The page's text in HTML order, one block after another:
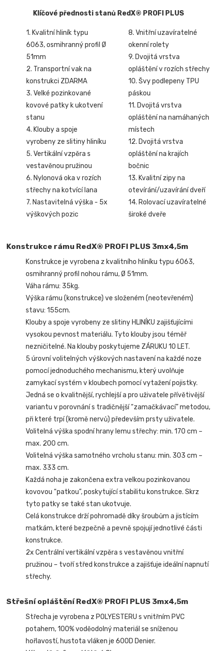
Klíčové přednosti stanů RedX® PROFI PLUS
1. Kvalitní hliník typu
6063, osmihranný profil Ø
51mm
2. Transportní vak na
konstrukci ZDARMA
3. Velké pozinkované
kovové patky k ukotvení
stanu
4. Klouby a spoje
vyrobeny ze slitiny hliníku
5. Vertikální vzpěra s
vestavěnou pružinou
6. Nylonová oka v rozích
střechy na kotvící lana
7. Nastavitelná výška - 5x
výškových pozic
8. Vnitřní uzavíratelné
okenní rolety
9. Dvojitá vrstva
opláštění v rozích střechy
10. Švy podlepeny TPU
páskou
11. Dvojitá vrstva
opláštění na namáhaných
místech
12. Dvojitá vrstva
opláštění na krajích
bočnic
13. Kvalitní zipy na
otevírání/uzavírání dveří
14. Rolovací uzavíratelné
široké dveře
Konstrukce rámu RedX® PROFI PLUS 3mx4,5m
Konstrukce je vyrobena z kvalitního hliníku typu 6063,
osmihranný profil nohou rámu, Ø 51mm.
Váha rámu: 35kg.
Výška rámu (konstrukce) ve složeném (neotevřeném)
stavu: 155cm.
Klouby a spoje vyrobeny ze slitiny HLINÍKU zajišťujícími
vysokou pevnost materiálu. Tyto klouby jsou téměř
nezničitelné. Na klouby poskytujeme ZÁRUKU 10 LET.
5 úrovní volitelných výškových nastavení na každé noze
pomocí jednoduchého mechanismu, který uvolňuje
zamykací systém v kloubech pomocí vytažení pojistky.
Jedná se o kvalitnější, rychlejší a pro uživatele přívětivější
variantu v porovnání s tradičnější “zamačkávací” metodou,
při které trpí (kromě nervů) především prsty uživatele.
Volitelná výška spodní hrany lemu střechy: min. 170 cm –
max. 200 cm.
Volitelná výška samotného vrcholu stanu: min. 303 cm –
max. 333 cm.
Každá noha je zakončena extra velkou pozinkovanou
kovovou “patkou”, poskytující stabilitu konstrukce. Skrz
tyto patky se také stan ukotvuje.
Celá konstrukce drží pohromadě díky šroubům a jistícím
matkám, které bezpečně a pevně spojují jednotlivé části
konstrukce.
2x Centrální vertikální vzpěra s vestavěnou vnitřní
pružinou – tvoří střed konstrukce a zajišťuje ideální napnutí
střechy.
Střešní opláštění RedX® PROFI PLUS 3mx4,5m
Střecha je vyrobena z POLYESTERU s vnitřním PVC
potahem, 100% voděodolný materiál se sníženou
hořlavostí, hustota vláken je 600D Denier.